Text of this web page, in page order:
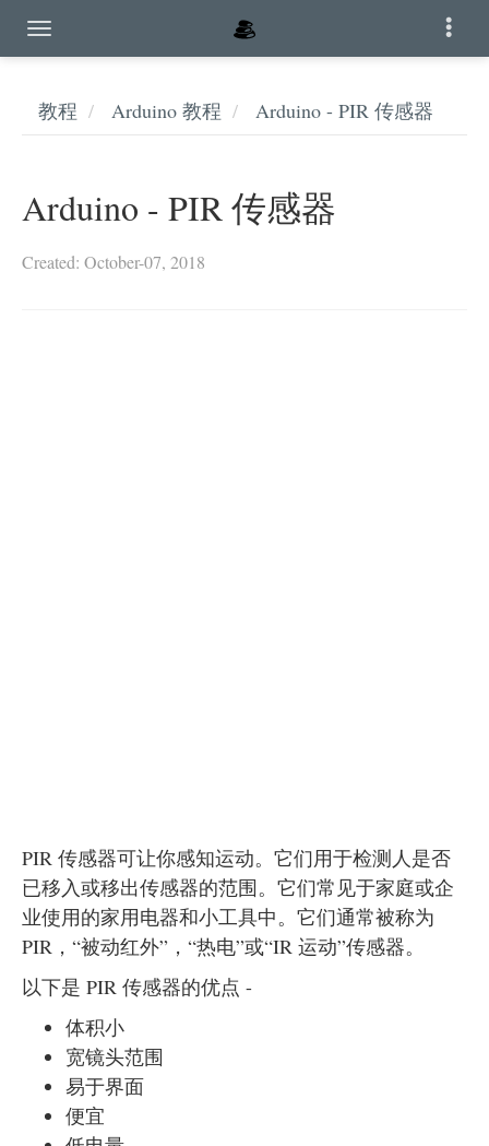
教程 Arduino 教程 Arduino - PIR 传感器
Arduino - PIR 传感器
Created: October-07, 2018
PIR 传感器可让你感知运动。它们用于检测人是否
已移入或移出传感器的范围。它们常见于家庭或企
业使用的家用电器和小工具中。它们通常被称为
PIR，“被动红外”，“热电”或“IR 运动”传感器。
以下是 PIR 传感器的优点 -
体积小
宽镜头范围
易于界面
便宜